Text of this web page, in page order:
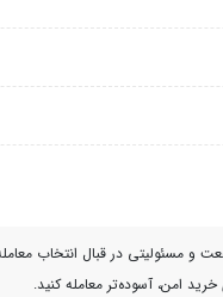
و مسئولیتی در قبال انتخاب
امن، آسوده‌تر معامله کنید.